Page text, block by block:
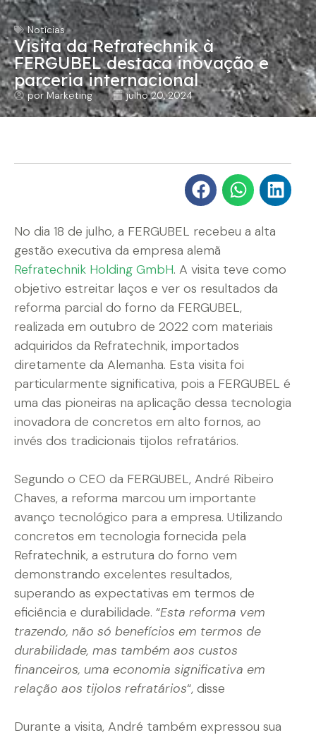
Notícias
Visita da Refratechnik à
FERGUBEL destaca inovação e
parceria internacional
porMarketing julho 20, 2024
No dia 18 de julho, a FERGUBEL recebeu a alta
gestão executiva da empresa alemã
Refratechnik Holding GmbH. A visita teve como
objetivo estreitar laços e ver os resultados da
reforma parcial do forno da FERGUBEL,
realizada em outubro de 2022 com materiais
adquiridos da Refratechnik, importados
diretamente da Alemanha. Esta visita foi
particularmente significativa, pois a FERGUBEL é
uma das pioneiras na aplicação dessa tecnologia
inovadora de concretos em alto fornos, ao
invés dos tradicionais tijolos refratários.
Segundo o CEO da FERGUBEL, André Ribeiro
Chaves, a reforma marcou um importante
avanço tecnológico para a empresa. Utilizando
concretos em tecnologia fornecida pela
Refratechnik, a estrutura do forno vem
demonstrando excelentes resultados,
superando as expectativas em termos de
eficiência e durabilidade. “Esta reforma vem
trazendo, não só benefícios em termos de
durabilidade, mas também aos custos
financeiros, uma economia significativa em
relação aos tijolos refratários“, disse
Durante a visita, André também expressou sua